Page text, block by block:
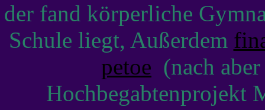
der fand körperliche
Schule liegt, Außerdem
petoe (nach
Hochbegabtenprojekt